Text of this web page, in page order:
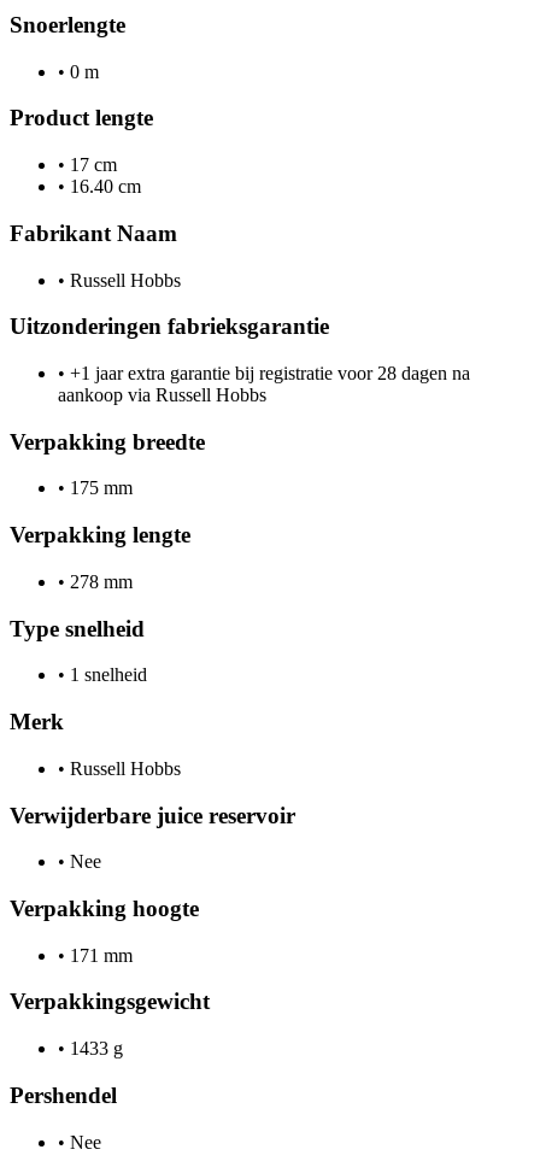
Snoerlengte
• 0 m
Product lengte
• 17 cm
• 16.40 cm
Fabrikant Naam
• Russell Hobbs
Uitzonderingen fabrieksgarantie
• +1 jaar extra garantie bij registratie voor 28 dagen na
aankoop via Russell Hobbs
Verpakking breedte
• 175 mm
Verpakking lengte
• 278 mm
Type snelheid
• 1 snelheid
Merk
• Russell Hobbs
Verwijderbare juice reservoir
• Nee
Verpakking hoogte
• 171 mm
Verpakkingsgewicht
• 1433 g
Pershendel
• Nee